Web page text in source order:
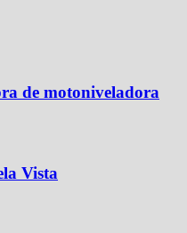
de motoniveladora
Vista